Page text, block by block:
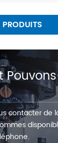
contacter de